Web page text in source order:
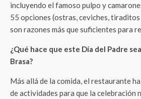
incluyendo el famoso pulpo y
55 opciones (ostras, ceviches,
son razones más que suficientes para
¿Qué hace que este Día del Padre
Brasa?
Más allá de la comida, el restaurante
de actividades para que la celebración